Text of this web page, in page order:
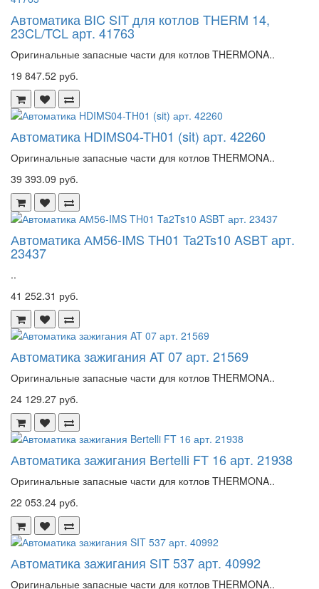
Автоматика BIC SIT для котлов THERM 14,
23CL/TCL арт. 41763
Оригинальные запасные части для котлов THERMONA..
19 847.52 руб.
Автоматика HDIMS04-TH01 (sit) арт. 42260
Оригинальные запасные части для котлов THERMONA..
39 393.09 руб.
Автоматика АМ56-IMS TH01 Ta2Ts10 ASBT арт.
23437
..
41 252.31 руб.
Автоматика зажигания AT 07 арт. 21569
Оригинальные запасные части для котлов THERMONA..
24 129.27 руб.
Автоматика зажигания Bertelli FT 16 арт. 21938
Оригинальные запасные части для котлов THERMONA..
22 053.24 руб.
Автоматика зажигания SIT 537 арт. 40992
Оригинальные запасные части для котлов THERMONA..